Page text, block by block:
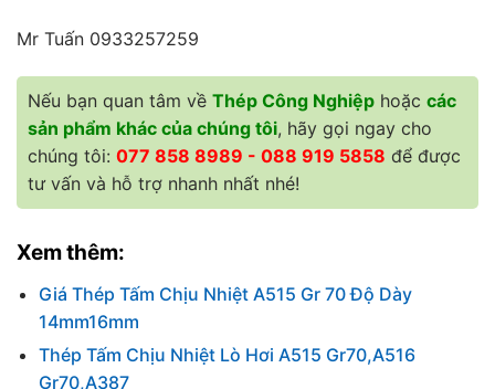
Mr Tuấn 0933257259
Nếu bạn quan tâm về Thép Công Nghiệp hoặc các
sản phẩm khác của chúng tôi, hãy gọi ngay cho
chúng tôi: 077 858 8989 - 088 919 5858 để được
tư vấn và hỗ trợ nhanh nhất nhé!
Xem thêm:
Giá Thép Tấm Chịu Nhiệt A515 Gr 70 Độ Dày
14mm16mm
Thép Tấm Chịu Nhiệt Lò Hơi A515 Gr70,A516
Gr70,A387